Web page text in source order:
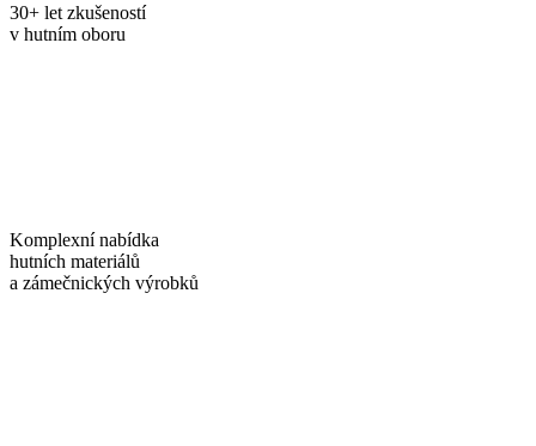
30+ let zkušeností
v hutním oboru
Komplexní nabídka
hutních materiálů
a zámečnických výrobků